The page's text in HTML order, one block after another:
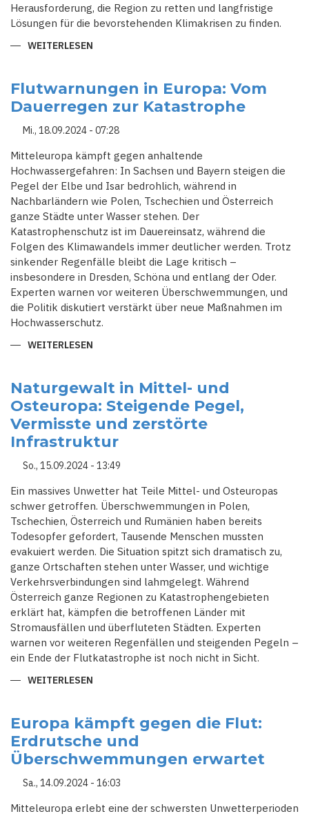
Herausforderung, die Region zu retten und langfristige
Lösungen für die bevorstehenden Klimakrisen zu finden.
WEITERLESEN
ROMAGNA:
WIEDERHOLTE
ÜBERSCHWEMMUNGEN
SETZEN
UNTER
Flutwarnungen in Europa: Vom
Dauerregen zur Katastrophe
Mi., 18.09.2024 - 07:28
Mitteleuropa kämpft gegen anhaltende
Hochwassergefahren: In Sachsen und Bayern steigen die
Pegel der Elbe und Isar bedrohlich, während in
Nachbarländern wie Polen, Tschechien und Österreich
ganze Städte unter Wasser stehen. Der
Katastrophenschutz ist im Dauereinsatz, während die
Folgen des Klimawandels immer deutlicher werden. Trotz
sinkender Regenfälle bleibt die Lage kritisch –
insbesondere in Dresden, Schöna und entlang der Oder.
Experten warnen vor weiteren Überschwemmungen, und
die Politik diskutiert verstärkt über neue Maßnahmen im
Hochwasserschutz.
WEITERLESEN
VOM
DAUERREGEN
ZUR
KATASTROPHE
Naturgewalt in Mittel- und
Osteuropa: Steigende Pegel,
Vermisste und zerstörte
Infrastruktur
So., 15.09.2024 - 13:49
Ein massives Unwetter hat Teile Mittel- und Osteuropas
schwer getroffen. Überschwemmungen in Polen,
Tschechien, Österreich und Rumänien haben bereits
Todesopfer gefordert, Tausende Menschen mussten
evakuiert werden. Die Situation spitzt sich dramatisch zu,
ganze Ortschaften stehen unter Wasser, und wichtige
Verkehrsverbindungen sind lahmgelegt. Während
Österreich ganze Regionen zu Katastrophengebieten
erklärt hat, kämpfen die betroffenen Länder mit
Stromausfällen und überfluteten Städten. Experten
warnen vor weiteren Regenfällen und steigenden Pegeln –
ein Ende der Flutkatastrophe ist noch nicht in Sicht.
WEITERLESEN
UND
OSTEUROPA:
STEIGENDE
PEGEL,
VERMISSTE
UND
ZERSTÖRTE
INFRASTRUKTUR
Europa kämpft gegen die Flut:
Erdrutsche und
Überschwemmungen erwartet
Sa., 14.09.2024 - 16:03
Mitteleuropa erlebt eine der schwersten Unwetterperioden